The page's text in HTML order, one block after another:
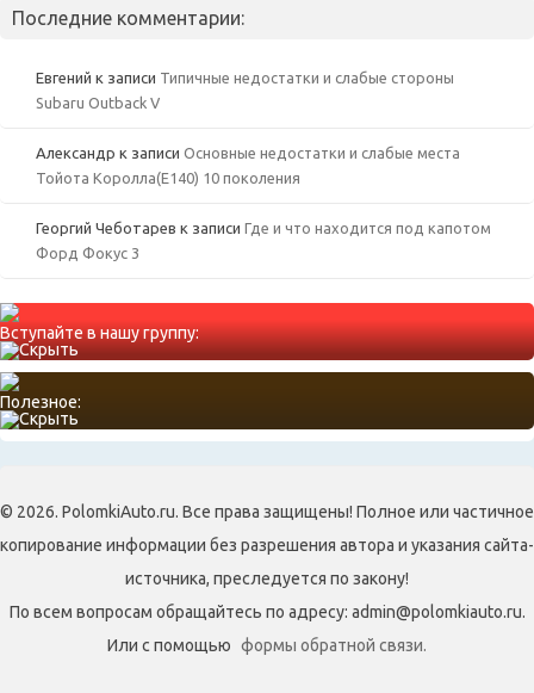
Последние комментарии:
Евгений к записи Типичные недостатки и слабые стороны
Subaru Outback V
Александр к записи Основные недостатки и слабые места
Тойота Королла(Е140) 10 поколения
Георгий Чеботарев к записи Где и что находится под капотом
Форд Фокус 3
Вступайте в нашу группу:
Полезное:
© 2026. PolomkiAuto.ru. Все права защищены! Полное или частичное
копирование информации без разрешения автора и указания сайта-
источника, преследуется по закону!
По всем вопросам обращайтесь по адресу: admin@polomkiauto.ru.
Или с помощью формы обратной связи.